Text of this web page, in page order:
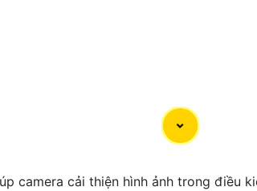
camera cải thiện hình ảnh trong điều